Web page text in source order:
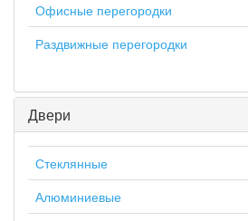
Офисные перегородки
Раздвижные перегородки
Двери
Стеклянные
Алюминиевые